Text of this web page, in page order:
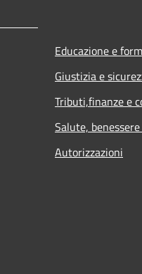
Educazione e
Giustizia e
Tributi,finanze e
Salute,
Autorizzazioni